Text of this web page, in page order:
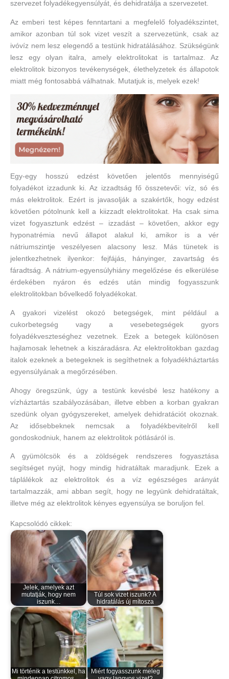
szervezet folyadékegyensúlyát, és dehidratálja a szervezetet.
Az emberi test képes fenntartani a megfelelő folyadékszintet,
amikor azonban túl sok vizet veszít a szervezetünk, csak az
ivóvíz nem lesz elegendő a testünk hidratálásához. Szükségünk
lesz egy olyan italra, amely elektrolitokat is tartalmaz. Az
elektrolitok bizonyos tevékenységek, élethelyzetek és állapotok
miatt még fontosabbá válhatnak. Mutatjuk is, melyek ezek!
Egy-egy hosszú edzést követően jelentős mennyiségű
folyadékot izzadunk ki. Az izzadtság fő összetevői: víz, só és
más elektrolitok. Ezért is javasolják a szakértők, hogy edzést
követően pótolnunk kell a kiizzadt elektrolitokat. Ha csak sima
vizet fogyasztunk edzést – izzadást – követően, akkor egy
hyponatrémia nevű állapot alakul ki, amikor is a vér
nátriumszintje veszélyesen alacsony lesz. Más tünetek is
jelentkezhetnek ilyenkor: fejfájás, hányinger, zavartság és
fáradtság. A nátrium-egyensúlyhiány megelőzése és elkerülése
érdekében nyáron és edzés után mindig fogyasszunk
elektrolitokban bővelkedő folyadékokat.
A gyakori vizelést okozó betegségek, mint például a
cukorbetegség vagy a vesebetegségek gyors
folyadékveszteséghez vezetnek. Ezek a betegek különösen
hajlamosak lehetnek a kiszáradásra. Az elektrolitokban gazdag
italok ezeknek a betegeknek is segíthetnek a folyadékháztartás
egyensúlyának a megőrzésében.
Ahogy öregszünk, úgy a testünk kevésbé lesz hatékony a
vízháztartás szabályozásában, illetve ebben a korban gyakran
szedünk olyan gyógyszereket, amelyek dehidratációt okoznak.
Az idősebbeknek nemcsak a folyadékbevitelről kell
gondoskodniuk, hanem az elektrolitok pótlásáról is.
A gyümölcsök és a zöldségek rendszeres fogyasztása
segítséget nyújt, hogy mindig hidratáltak maradjunk. Ezek a
táplálékok az elektrolitok és a víz egészséges arányát
tartalmazzák, ami abban segít, hogy ne legyünk dehidratáltak,
illetve még az elektrolitok kényes egyensúlya se boruljon fel.
Kapcsolódó cikkek:
Jelek, amelyek azt
mutatják, hogy nem
iszunk…
Túl sok vizet iszunk? A
hidratálás új mítosza
Mi történik a testünkkel, ha
Miért fogyasszunk meleg